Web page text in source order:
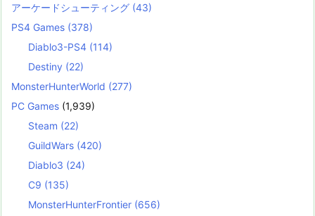
アーケードシューティング (43)
PS4 Games (378)
Diablo3-PS4 (114)
Destiny (22)
MonsterHunterWorld (277)
PC Games (1,939)
Steam (22)
GuildWars (420)
Diablo3 (24)
C9 (135)
MonsterHunterFrontier (656)